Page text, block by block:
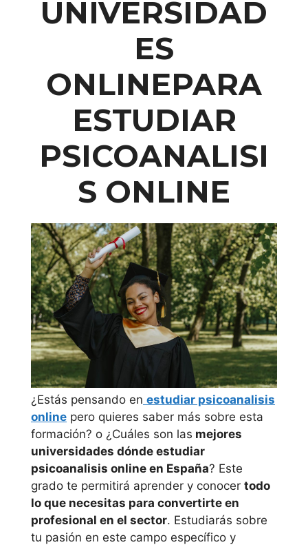
UNIVERSIDAD
ES
ONLINEPARA
ESTUDIAR
PSICOANALISI
S ONLINE
¿Estás pensando en estudiar psicoanalisis
online pero quieres saber más sobre esta
formación? o ¿Cuáles son las mejores
universidades dónde estudiar
psicoanalisis online en España? Este
grado te permitirá aprender y conocer todo
lo que necesitas para convertirte en
profesional en el sector. Estudiarás sobre
tu pasión en este campo específico y